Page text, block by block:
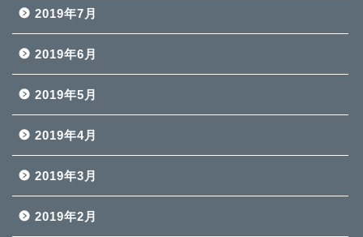
2019年7月
2019年6月
2019年5月
2019年4月
2019年3月
2019年2月